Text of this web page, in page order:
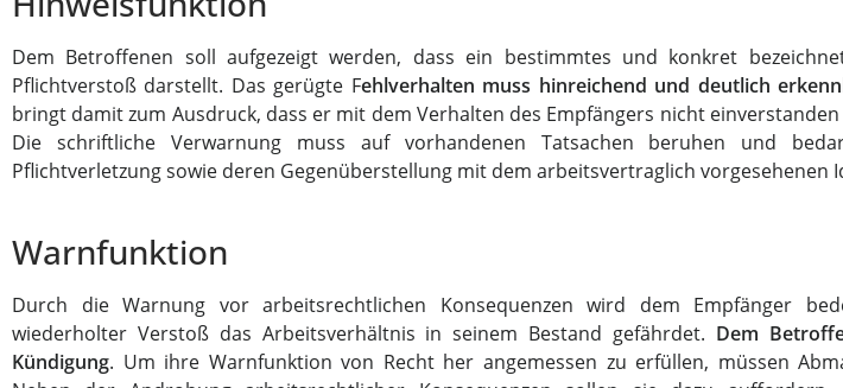
Dem Betroffenen soll aufgezeigt werden, dass ein bestimmtes und konkret
Pflichtverstoß darstellt. Das gerügte Fehlverhalten muss hinreichend und deutlich
bringt damit zum Ausdruck, dass er mit dem Verhalten des Empfängers nicht
Die schriftliche Verwarnung muss auf vorhandenen Tatsachen beruhen und
Pflichtverletzung sowie deren Gegenüberstellung mit dem arbeitsvertraglich vorgesehenen
Warnfunktion
Durch die Warnung vor arbeitsrechtlichen Konsequenzen wird dem Empfänger
wiederholter Verstoß das Arbeitsverhältnis in seinem Bestand gefährdet. Dem
Kündigung. Um ihre Warnfunktion von Recht her angemessen zu erfüllen, müssen